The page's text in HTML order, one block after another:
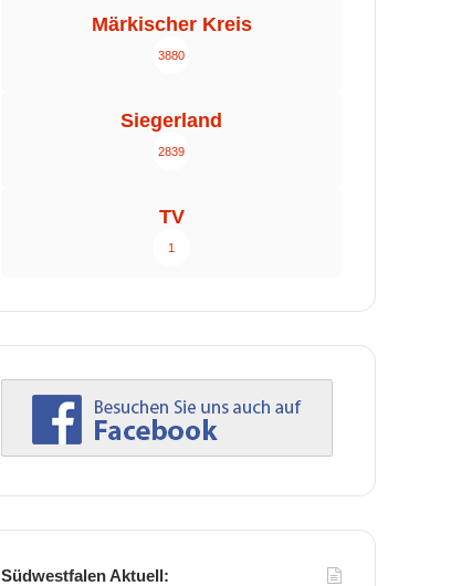
Märkischer Kreis
3880
Siegerland
2839
TV
1
Südwestfalen Aktuell: